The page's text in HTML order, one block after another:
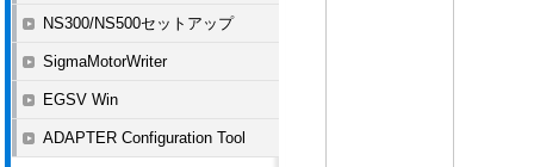
NS300/NS500セットアップ
SigmaMotorWriter
EGSV Win
ADAPTER Configuration Tool